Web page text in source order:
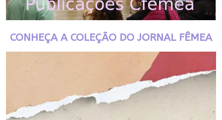
CONHEÇA A COLEÇÃO DO JORNAL FÊMEA